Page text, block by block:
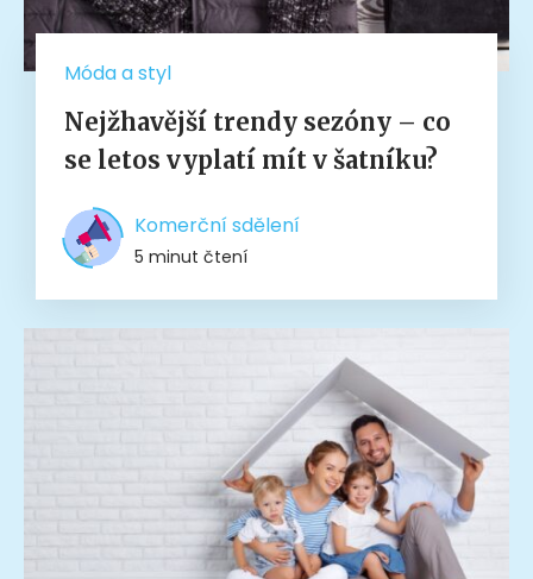
Móda a styl
Nejžhavější trendy sezóny – co
se letos vyplatí mít v šatníku?
Komerční sdělení
5 minut čtení